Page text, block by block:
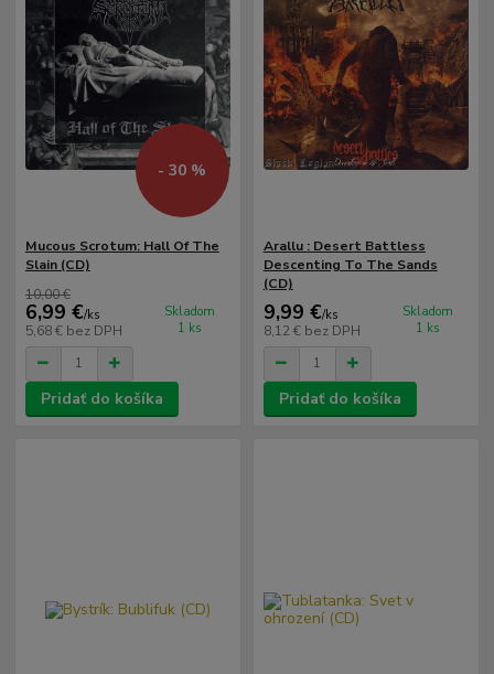
- 30 %
Mucous Scrotum: Hall Of The
Slain (CD)
10,00 €
6,99 €/ks
5,68 € bez DPH
Skladom
1 ks
Pridať do košíka
Arallu ‎: Desert Battless
Descenting To The Sands
(CD)
9,99 €/ks
8,12 € bez DPH
Skladom
1 ks
Pridať do košíka